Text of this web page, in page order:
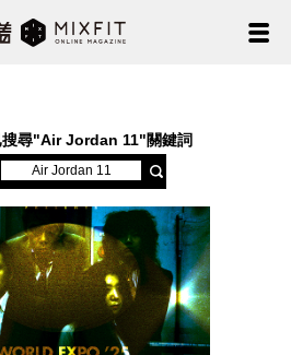
搜尋"Air Jordan 11"關鍵詞